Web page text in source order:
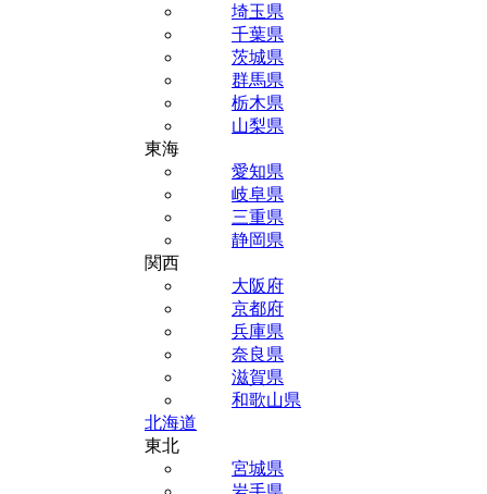
埼玉県
千葉県
茨城県
群馬県
栃木県
山梨県
東海
愛知県
岐阜県
三重県
静岡県
関西
大阪府
京都府
兵庫県
奈良県
滋賀県
和歌山県
北海道
東北
宮城県